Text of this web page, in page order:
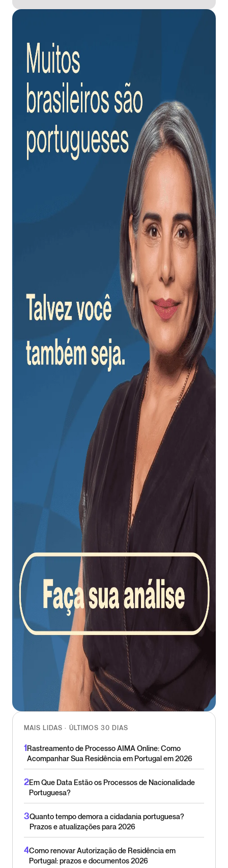
MAIS LIDAS · ÚLTIMOS 30 DIAS
1Rastreamento de Processo AIMA Online: Como
Acompanhar Sua Residência em Portugal em 2026
2Em Que Data Estão os Processos de Nacionalidade
Portuguesa?
3Quanto tempo demora a cidadania portuguesa?
Prazos e atualizações para 2026
4Como renovar Autorização de Residência em
Portugal: prazos e documentos 2026